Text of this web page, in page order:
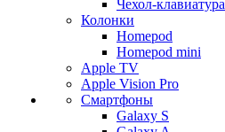
Чехол-клавиатура
Колонки
Homepod
Homepod mini
Apple TV
Apple Vision Pro
Смартфоны
Galaxy S